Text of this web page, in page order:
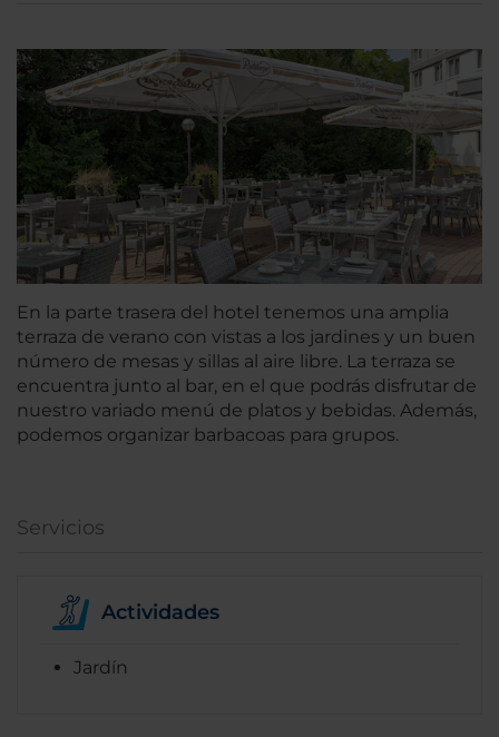
En la parte trasera del hotel tenemos una amplia
terraza de verano con vistas a los jardines y un buen
número de mesas y sillas al aire libre. La terraza se
encuentra junto al bar, en el que podrás disfrutar de
nuestro variado menú de platos y bebidas. Además,
podemos organizar barbacoas para grupos.
Servicios
Actividades
Jardín